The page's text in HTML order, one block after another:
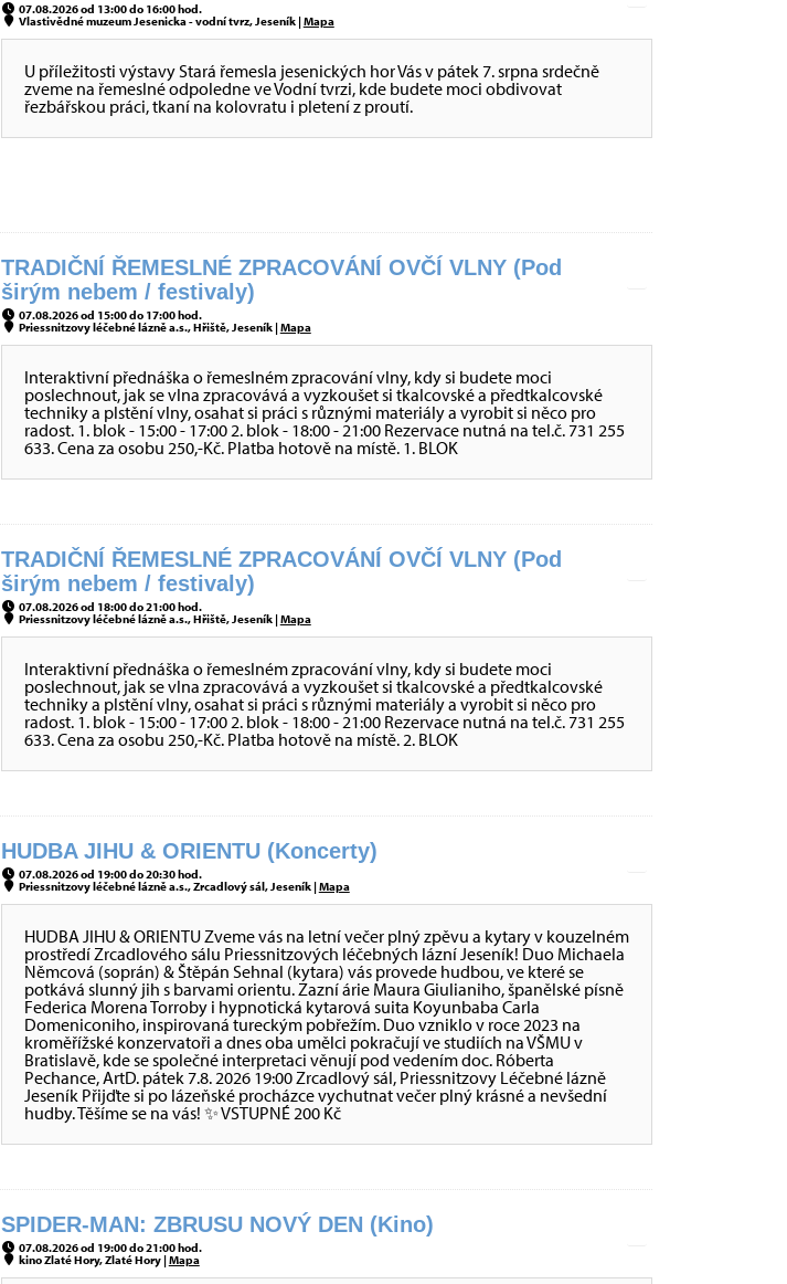
07.08.2026 od 13:00 do 16:00 hod.
Vlastivědné muzeum Jesenicka - vodní tvrz, Jeseník |Mapa
U příležitosti výstavy Stará řemesla jesenických hor Vás v pátek 7. srpna srdečně
zveme na řemeslné odpoledne ve Vodní tvrzi, kde budete moci obdivovat
řezbářskou práci, tkaní na kolovratu i pletení z proutí.
TRADIČNÍ ŘEMESLNÉ ZPRACOVÁNÍ OVČÍ VLNY (Pod
širým nebem / festivaly)
07.08.2026 od 15:00 do 17:00 hod.
Priessnitzovy léčebné lázně a.s., Hřiště, Jeseník |Mapa
Interaktivní přednáška o řemeslném zpracování vlny, kdy si budete moci
poslechnout, jak se vlna zpracovává a vyzkoušet si tkalcovské a předtkalcovské
techniky a plstění vlny, osahat si práci s různými materiály a vyrobit si něco pro
radost. 1. blok - 15:00 - 17:00 2. blok - 18:00 - 21:00 Rezervace nutná na tel.č. 731 255
633. Cena za osobu 250,-Kč. Platba hotově na místě. 1. BLOK
TRADIČNÍ ŘEMESLNÉ ZPRACOVÁNÍ OVČÍ VLNY (Pod
širým nebem / festivaly)
07.08.2026 od 18:00 do 21:00 hod.
Priessnitzovy léčebné lázně a.s., Hřiště, Jeseník |Mapa
Interaktivní přednáška o řemeslném zpracování vlny, kdy si budete moci
poslechnout, jak se vlna zpracovává a vyzkoušet si tkalcovské a předtkalcovské
techniky a plstění vlny, osahat si práci s různými materiály a vyrobit si něco pro
radost. 1. blok - 15:00 - 17:00 2. blok - 18:00 - 21:00 Rezervace nutná na tel.č. 731 255
633. Cena za osobu 250,-Kč. Platba hotově na místě. 2. BLOK
HUDBA JIHU & ORIENTU (Koncerty)
07.08.2026 od 19:00 do 20:30 hod.
Priessnitzovy léčebné lázně a.s., Zrcadlový sál, Jeseník |Mapa
HUDBA JIHU & ORIENTU Zveme vás na letní večer plný zpěvu a kytary v kouzelném
prostředí Zrcadlového sálu Priessnitzových léčebných lázní Jeseník! Duo Michaela
Němcová (soprán) & Štěpán Sehnal (kytara) vás provede hudbou, ve které se
potkává slunný jih s barvami orientu. Zazní árie Maura Giulianiho, španělské písně
Federica Morena Torroby i hypnotická kytarová suita Koyunbaba Carla
Domeniconiho, inspirovaná tureckým pobřežím. Duo vzniklo v roce 2023 na
kroměřížské konzervatoři a dnes oba umělci pokračují ve studiích na VŠMU v
Bratislavě, kde se společné interpretaci věnují pod vedením doc. Róberta
Pechance, ArtD. pátek 7.8. 2026 19:00 Zrcadlový sál, Priessnitzovy Léčebné lázně
Jeseník Přijďte si po lázeňské procházce vychutnat večer plný krásné a nevšední
hudby. Těšíme se na vás! ✨ VSTUPNÉ 200 Kč
SPIDER-MAN: ZBRUSU NOVÝ DEN (Kino)
07.08.2026 od 19:00 do 21:00 hod.
kino Zlaté Hory, Zlaté Hory |Mapa